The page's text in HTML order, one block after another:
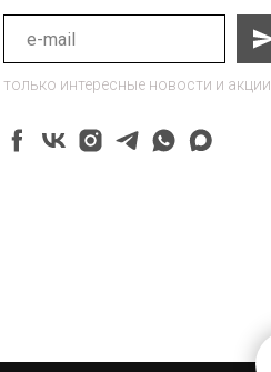
только интересные новости и акции